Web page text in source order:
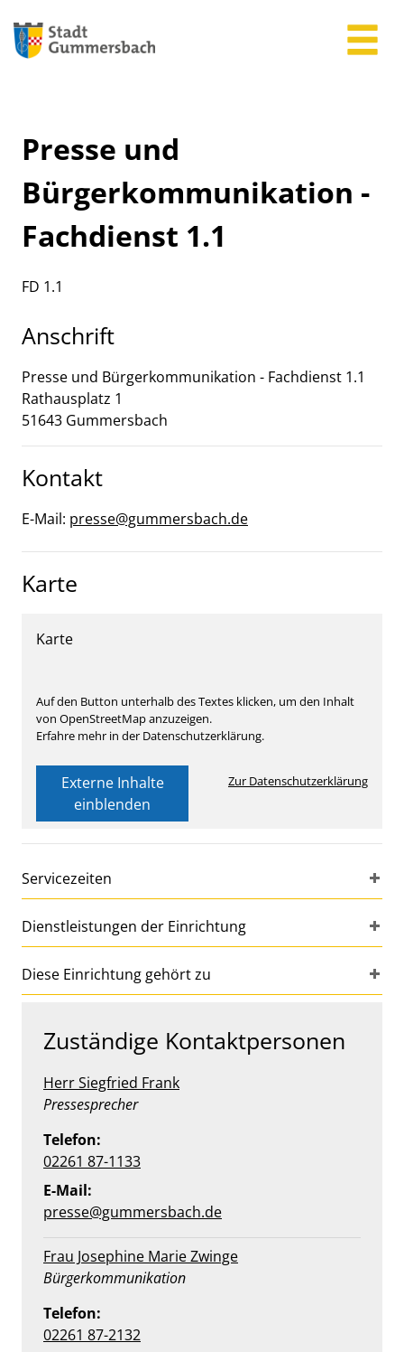
Presse und
Bürgerkommunikation -
Fachdienst 1.1
Kurzbezeichnung
FD 1.1
Anschrift
Presse und Bürgerkommunikation - Fachdienst 1.1
Rathausplatz 1
51643 Gummersbach
Kontakt
E-Mail: presse@gummersbach.de
Karte
Karte
Auf den Button unterhalb des Textes klicken, um den Inhalt
von OpenStreetMap anzuzeigen.
Erfahre mehr in der Datenschutzerklärung.
Externe Inhalte
einblenden
Zur Datenschutzerklärung
Servicezeiten
Dienstleistungen der Einrichtung
Diese Einrichtung gehört zu
Zuständige Kontaktpersonen
Herr Siegfried Frank
Position:
Pressesprecher
Telefon:
02261 87-1133
E-Mail:
presse@gummersbach.de
Frau Josephine Marie Zwinge
Position:
Bürgerkommunikation
Telefon:
02261 87-2132